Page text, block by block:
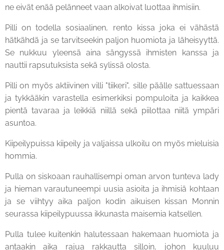
ne eivät enää pelänneet vaan alkoivat luottaa ihmisiin.
Pilli on todella sosiaalinen, rento kissa joka ei vähästä
hätkähdä ja se tarvitseekin paljon huomiota ja läheisyyttä.
Se nukkuu yleensä aina sängyssä ihmisten kanssa ja
nauttii rapsutuksista sekä sylissä olosta.
Pilli on myös aktiivinen villi "tiikeri", sille päälle sattuessaan
ja tykkääkin varastella esimerkiksi pompuloita ja kaikkea
pientä tavaraa ja leikkiä niillä sekä piilottaa niitä ympäri
asuntoa.
Kiipeilypuissa kiipeily ja valjaissa ulkoilu on myös mieluisia
hommia.
Pulla on siskoaan rauhallisempi oman arvon tunteva lady
ja hieman varautuneempi uusia asioita ja ihmisiä kohtaan
ja se viihtyy aika paljon kodin aikuisen kissan Monnin
seurassa kiipeilypuussa ikkunasta maisemia katsellen.
Pulla tulee kuitenkin halutessaan hakemaan huomiota ja
antaakin aika rajua rakkautta silloin, johon kuuluu